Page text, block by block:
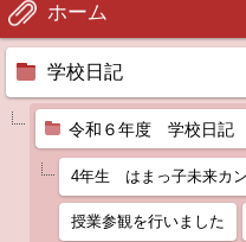
ホーム
学校日記
令和６年度 学校日記
4年生 はまっ子未来カ
授業参観を行いました